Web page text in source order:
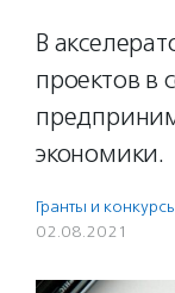
В
проектов в
экономики.
Гранты и
02.08.2021